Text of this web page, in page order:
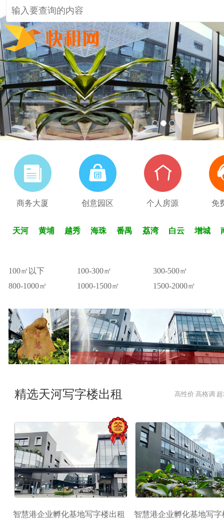
1 2 3
商务大厦 创意园区 个人房源 免
天河 黄埔 越秀 海珠 番禺 荔湾 白云 增城
100㎡以下 100-300㎡
300-500㎡
800-1000㎡
1000-1500㎡ 1500-2000㎡
精选天河写字楼出租 高性价 高格调
智慧港企业孵化基地写字楼出租 智慧港企业孵化基地写字